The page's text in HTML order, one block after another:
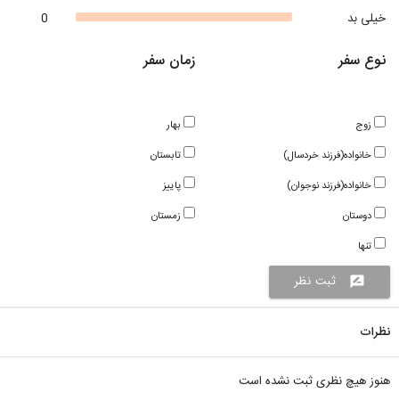
0
خیلی بد
زمان سفر
بهار
تابستان
پاییز
زمستان
نوع سفر
زوج
خانواده(فرزند خردسال)
خانواده(فرزند نوجوان)
دوستان
تنها
rate_review ثبت نظر
نظرات
هنوز هیچ نظری ثبت نشده است